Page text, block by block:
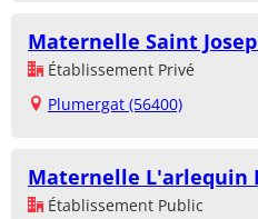
Maternelle Saint
Établissement Privé
Plumergat (56400)
Maternelle L'arlequin
Établissement Public